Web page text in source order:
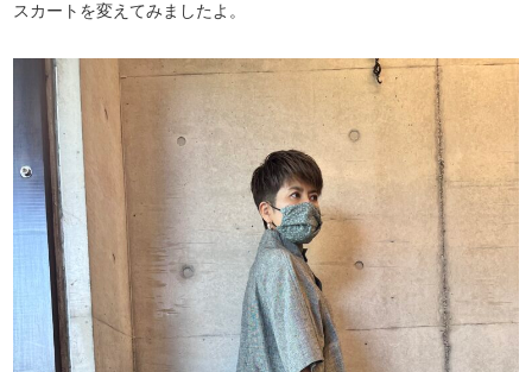
スカートを変えてみましたよ。